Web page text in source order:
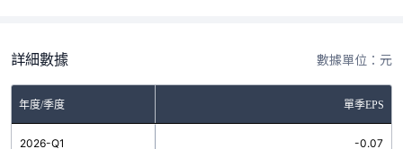
詳細數據 數據單位：元
年度/季度 單季EPS
2026-Q1 -0.07